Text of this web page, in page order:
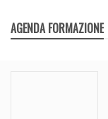
AGENDA FORMAZIONE